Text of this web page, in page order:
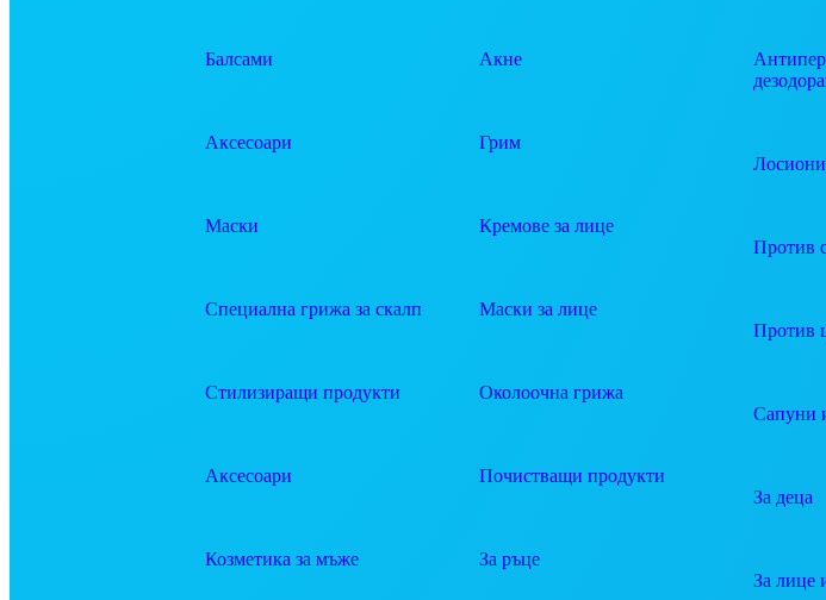
Балсами
Аксесоари
Маски
Специална грижа за скалп
Стилизиращи продукти
Аксесоари
Козметика за мъже
Акне
Грим
Кремове за лице
Маски за лице
Околоочна грижа
Почистващи продукти
За ръце
Лосиони
Против
Против
Сапуни
За деца
За лице